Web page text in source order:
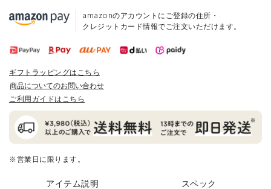
amazonのアカウントにご登録の住所・
クレジットカード情報でご注文いただけます。
ギフトラッピングはこちら
商品についてのお問い合わせ
ご利用ガイドはこちら
※営業日に限ります。
アイテム説明 スペック